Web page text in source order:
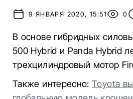
9 ЯНВАРЯ 2020, 15:51 0
В основе гибридных
500 Hybrid и Panda Hybrid
трехцилиндровый мотор
Также интересно:Toyota